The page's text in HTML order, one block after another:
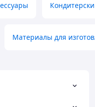
Материалы для